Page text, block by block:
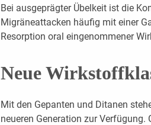
Bei ausgeprägter Übelkeit ist die
Migräneattacken häufig mit einer
Resorption oral eingenommener
Neue
Mit den Gepanten und Ditanen
neueren Generation zur Verfügung.